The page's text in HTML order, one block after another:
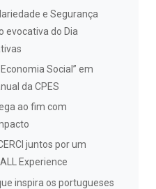
e Segurança
evocativa do Dia
Social” em
da CPES
ao fim com
juntos por um
Experience
inspira os portugueses